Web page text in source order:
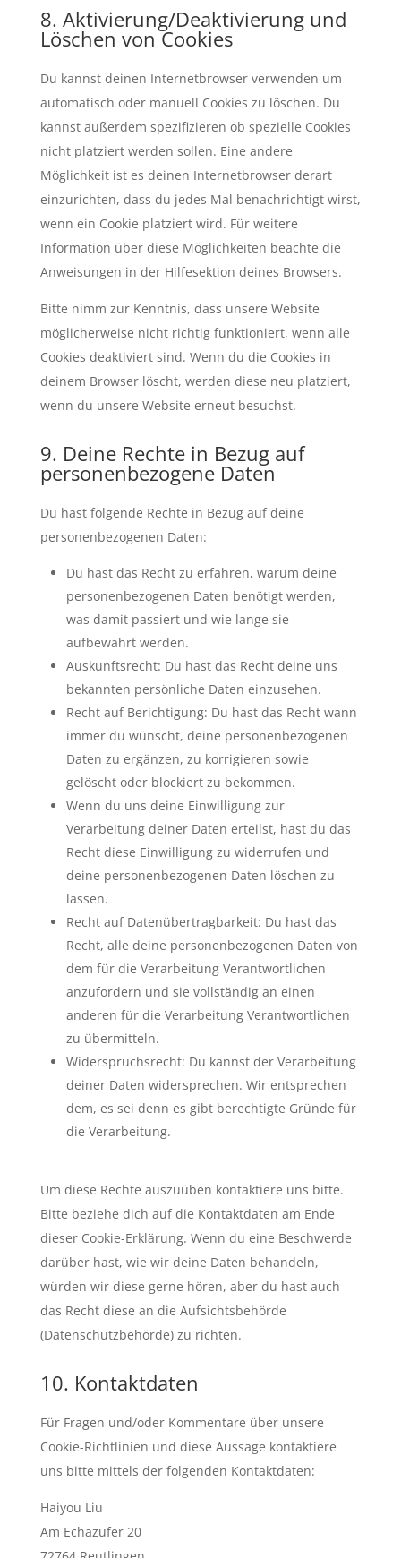
8. Aktivierung/Deaktivierung und
Löschen von Cookies
Du kannst deinen Internetbrowser verwenden um
automatisch oder manuell Cookies zu löschen. Du
kannst außerdem spezifizieren ob spezielle Cookies
nicht platziert werden sollen. Eine andere
Möglichkeit ist es deinen Internetbrowser derart
einzurichten, dass du jedes Mal benachrichtigt wirst,
wenn ein Cookie platziert wird. Für weitere
Information über diese Möglichkeiten beachte die
Anweisungen in der Hilfesektion deines Browsers.
Bitte nimm zur Kenntnis, dass unsere Website
möglicherweise nicht richtig funktioniert, wenn alle
Cookies deaktiviert sind. Wenn du die Cookies in
deinem Browser löscht, werden diese neu platziert,
wenn du unsere Website erneut besuchst.
9. Deine Rechte in Bezug auf
personenbezogene Daten
Du hast folgende Rechte in Bezug auf deine
personenbezogenen Daten:
Du hast das Recht zu erfahren, warum deine
personenbezogenen Daten benötigt werden,
was damit passiert und wie lange sie
aufbewahrt werden.
Auskunftsrecht: Du hast das Recht deine uns
bekannten persönliche Daten einzusehen.
Recht auf Berichtigung: Du hast das Recht wann
immer du wünscht, deine personenbezogenen
Daten zu ergänzen, zu korrigieren sowie
gelöscht oder blockiert zu bekommen.
Wenn du uns deine Einwilligung zur
Verarbeitung deiner Daten erteilst, hast du das
Recht diese Einwilligung zu widerrufen und
deine personenbezogenen Daten löschen zu
lassen.
Recht auf Datenübertragbarkeit: Du hast das
Recht, alle deine personenbezogenen Daten von
dem für die Verarbeitung Verantwortlichen
anzufordern und sie vollständig an einen
anderen für die Verarbeitung Verantwortlichen
zu übermitteln.
Widerspruchsrecht: Du kannst der Verarbeitung
deiner Daten widersprechen. Wir entsprechen
dem, es sei denn es gibt berechtigte Gründe für
die Verarbeitung.
Um diese Rechte auszuüben kontaktiere uns bitte.
Bitte beziehe dich auf die Kontaktdaten am Ende
dieser Cookie-Erklärung. Wenn du eine Beschwerde
darüber hast, wie wir deine Daten behandeln,
würden wir diese gerne hören, aber du hast auch
das Recht diese an die Aufsichtsbehörde
(Datenschutzbehörde) zu richten.
10. Kontaktdaten
Für Fragen und/oder Kommentare über unsere
Cookie-Richtlinien und diese Aussage kontaktiere
uns bitte mittels der folgenden Kontaktdaten:
Haiyou Liu
Am Echazufer 20